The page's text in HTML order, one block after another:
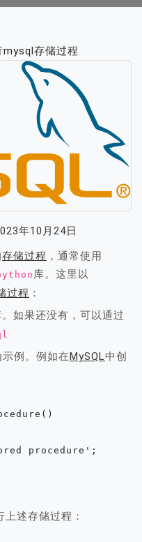
存储过程
年10月24日
存储过程 ，通常使用
库。这里以
过程 ：
。如果还没有，可以通过
例。例如在MySQL中创
上述存储过程：